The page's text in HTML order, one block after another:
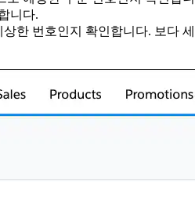
니다.
한 번호인지 확인합니다. 보다